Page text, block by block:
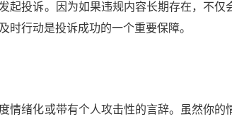
起投诉。因为如果违规内容长期存在，不
时行动是投诉成功的一个重要保障。
情绪化或带有个人攻击性的言辞。虽然你